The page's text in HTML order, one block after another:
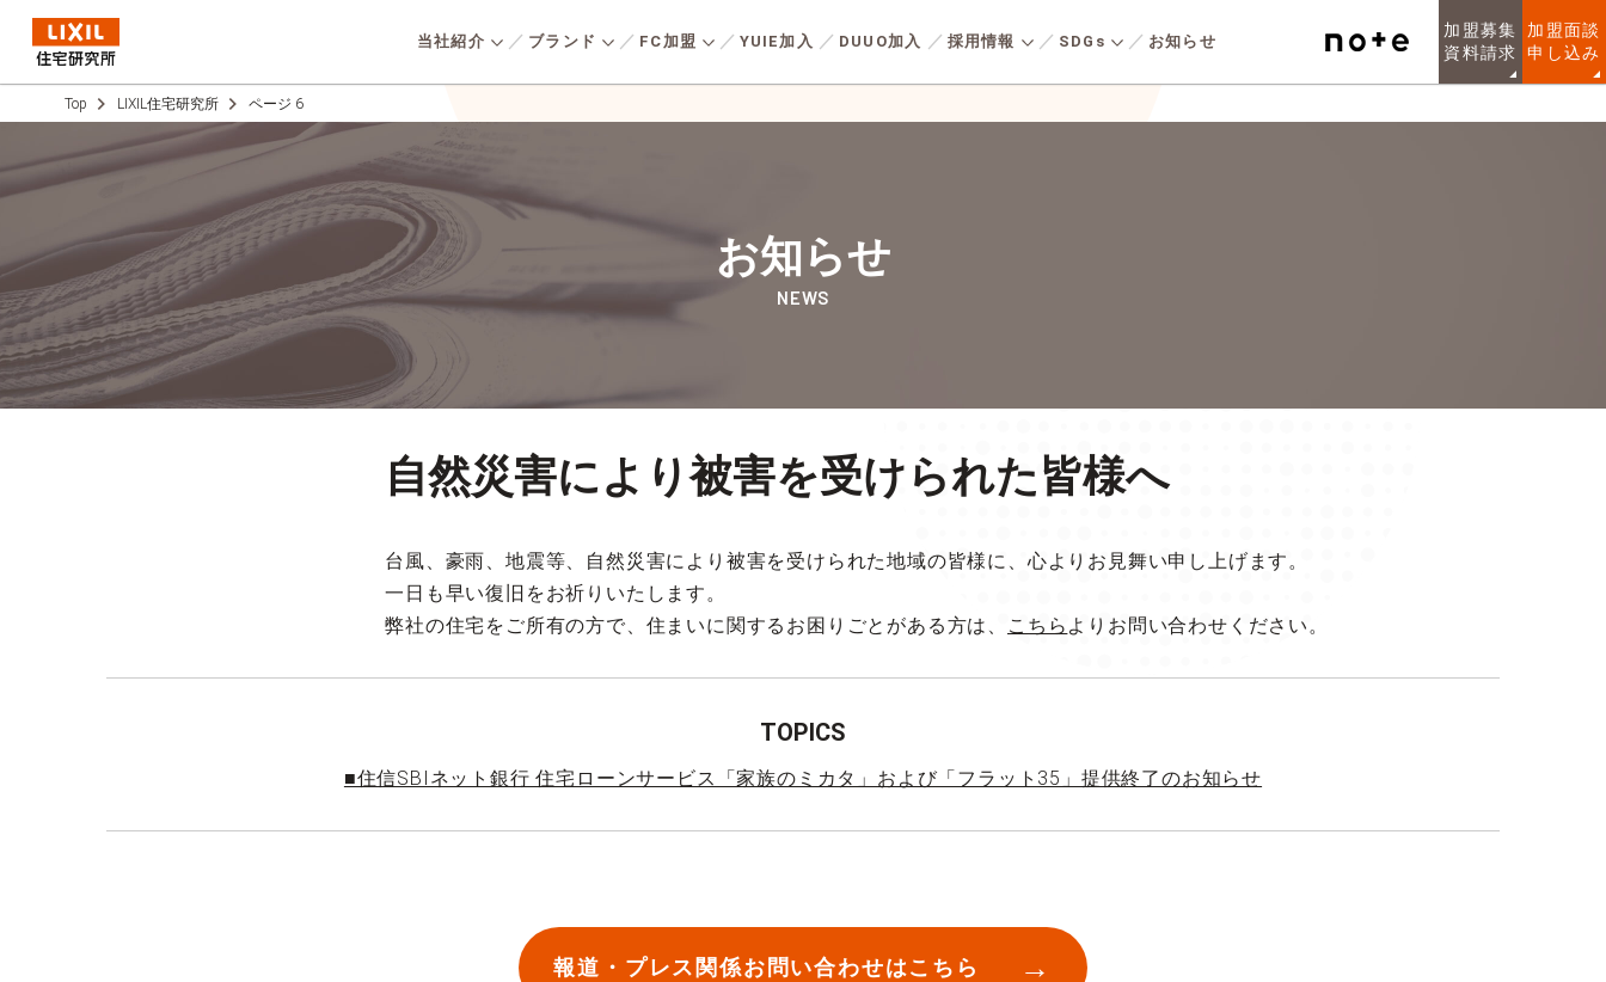
当社紹介
COMPANY
会社概要 トップメッセージ
ブランド
⾼いコストパフォーマンスと
統⼀品質、高い性能をベース
に、子育てしやすい家No.1を
目指し、誰よりも子育て家族
のことを考えて開発した住ま
いを適正価格で提供していま
す。
オリジナルの高性能パネルを
用いた高気密・高断熱性能と
パッシブデザインで省エネル
ギーかつ地震に強い住まいを
実現。『⾼品質で資産価値の
⾼い“永く住み継がれる住ま
い”』を提供しています。
建物をベースに、海外デザイ
ン・アメリカンライフに憧れ
を持ち、“好き”を⼤切にして
FC加盟
選ばれる理由
YUIE加入 DUUO加入 採用情報
募集要項 よくある質問
エントリー
SDGs
環境方針
消費者志向自主宣言
お知らせ
加盟募集
資料請求
加盟面談
申し込み
Top LIXIL住宅研究所 ページ 6
お知らせ
NEWS
自然災害により被害を受けられた皆様へ
台風、豪雨、地震等、自然災害により被害を受けられた地域の皆様に、心よりお見舞い申し上げます。
一日も早い復旧をお祈りいたします。
弊社の住宅をご所有の方で、住まいに関するお困りごとがある方は、
こちら よりお問い合わせください。
TOPICS
■住信SBIネット銀行 住宅ローンサービス「家族のミカタ」および「フラット35」提供終了のお知らせ
報道・プレス関係お問い合わせはこちら